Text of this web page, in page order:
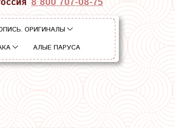
ОРИГИНАЛЫ
АЛЫЕ ПАРУСА